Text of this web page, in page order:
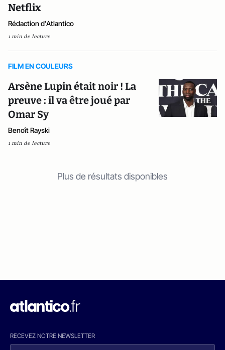
Netflix
Rédaction d'Atlantico
1 min de lecture
FILM EN COULEURS
Arsène Lupin était noir ! La
preuve : il va être joué par
Omar Sy
Benoît Rayski
1 min de lecture
Plus de résultats disponibles
RECEVEZ NOTRE NEWSLETTER